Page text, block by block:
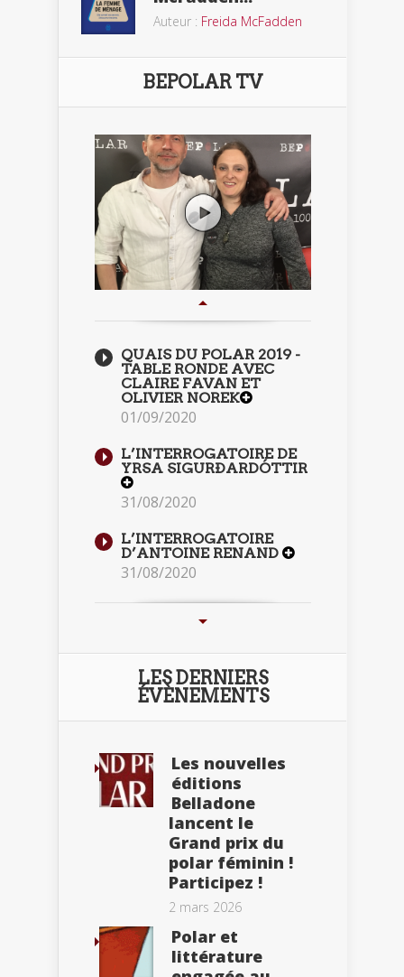
Auteur : Freida McFadden
BEPOLAR TV
QUAIS DU POLAR 2019 -
TABLE RONDE AVEC
CLAIRE FAVAN ET
OLIVIER NOREK
01/09/2020
L’INTERROGATOIRE DE
YRSA SIGURÐARDÓTTIR
31/08/2020
L’INTERROGATOIRE
D’ANTOINE RENAND
31/08/2020
LES DERNIERS
ÉVÈNEMENTS
Les nouvelles
éditions
Belladone
lancent le
Grand prix du
polar féminin !
Participez !
2 mars 2026
Polar et
littérature